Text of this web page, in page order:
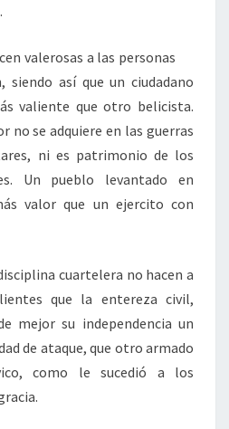
valerosas a las personas
así que un ciudadano
valiente que otro belicista.
no se adquiere en las guerras
ni es patrimonio de los
Un pueblo levantado en
valor que un ejercito con
cuartelera no hacen a
que la entereza civil,
mejor su independencia un
de ataque, que otro armado
como le sucedió a los